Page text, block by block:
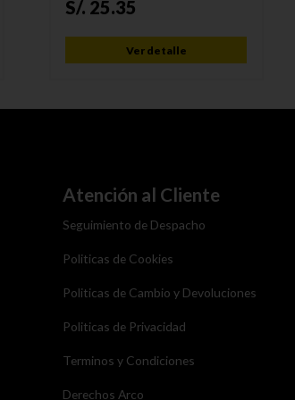
S/. 25.35
Ver detalle
Atención al Cliente
Seguimiento de Despacho
Politicas de Cookies
Politicas de Cambio y Devoluciones
Politicas de Privacidad
Terminos y Condiciones
Derechos Arco